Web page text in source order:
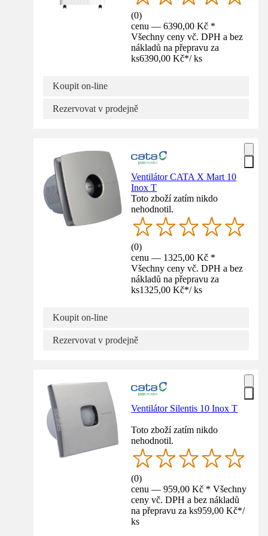
(0)
cenu — 6390,00 Kč *
Všechny ceny vč. DPH a bez
nákladů na přepravu za
ks6390,00 Kč*/ ks
Koupit on-line
Rezervovat v prodejně
Ventilátor CATA X Mart 10
Inox T
Toto zboží zatím nikdo
nehodnotil.
(0)
cenu — 1325,00 Kč *
Všechny ceny vč. DPH a bez
nákladů na přepravu za
ks1325,00 Kč*/ ks
Koupit on-line
Rezervovat v prodejně
Ventilátor Silentis 10 Inox T
Toto zboží zatím nikdo
nehodnotil.
(0)
cenu — 959,00 Kč * Všechny
ceny vč. DPH a bez nákladů
na přepravu za ks959,00 Kč*/
ks